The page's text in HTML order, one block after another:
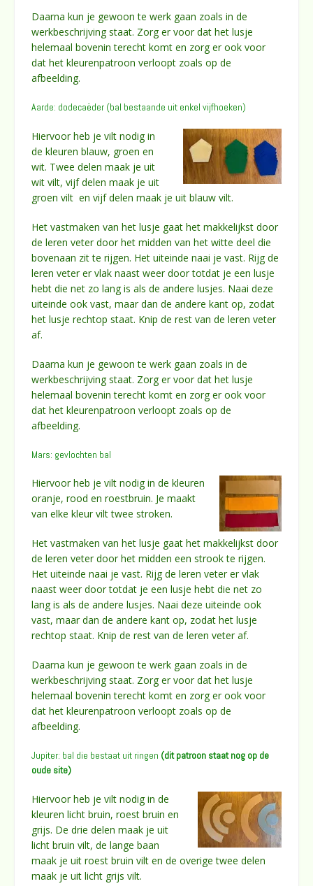
Daarna kun je gewoon te werk gaan zoals in de
werkbeschrijving staat. Zorg er voor dat het lusje
helemaal bovenin terecht komt en zorg er ook voor
dat het kleurenpatroon verloopt zoals op de
afbeelding.
Aarde: dodecaëder (bal bestaande uit enkel vijfhoeken)
Hiervoor heb je vilt nodig in
de kleuren blauw, groen en
wit. Twee delen maak je uit
wit vilt, vijf delen maak je uit
groen vilt en vijf delen maak je uit blauw vilt.
Het vastmaken van het lusje gaat het makkelijkst door
de leren veter door het midden van het witte deel die
bovenaan zit te rijgen. Het uiteinde naai je vast. Rijg de
leren veter er vlak naast weer door totdat je een lusje
hebt die net zo lang is als de andere lusjes. Naai deze
uiteinde ook vast, maar dan de andere kant op, zodat
het lusje rechtop staat. Knip de rest van de leren veter
af.
Daarna kun je gewoon te werk gaan zoals in de
werkbeschrijving staat. Zorg er voor dat het lusje
helemaal bovenin terecht komt en zorg er ook voor
dat het kleurenpatroon verloopt zoals op de
afbeelding.
Mars: gevlochten bal
Hiervoor heb je vilt nodig in de kleuren
oranje, rood en roestbruin. Je maakt
van elke kleur vilt twee stroken.
Het vastmaken van het lusje gaat het makkelijkst door
de leren veter door het midden een strook te rijgen.
Het uiteinde naai je vast. Rijg de leren veter er vlak
naast weer door totdat je een lusje hebt die net zo
lang is als de andere lusjes. Naai deze uiteinde ook
vast, maar dan de andere kant op, zodat het lusje
rechtop staat. Knip de rest van de leren veter af.
Daarna kun je gewoon te werk gaan zoals in de
werkbeschrijving staat. Zorg er voor dat het lusje
helemaal bovenin terecht komt en zorg er ook voor
dat het kleurenpatroon verloopt zoals op de
afbeelding.
Jupiter: bal die bestaat uit ringen (dit patroon staat nog op de
oude site)
Hiervoor heb je vilt nodig in de
kleuren licht bruin, roest bruin en
grijs. De drie delen maak je uit
licht bruin vilt, de lange baan
maak je uit roest bruin vilt en de overige twee delen
maak je uit licht grijs vilt.